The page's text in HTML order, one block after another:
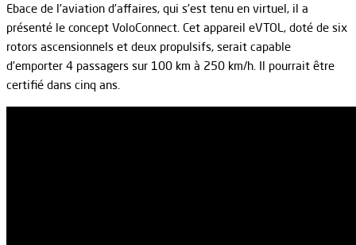
Ebace de l’aviation d’affaires, qui s’est tenu en virtuel, il a
présenté le concept VoloConnect. Cet appareil eVTOL, doté de six
rotors ascensionnels et deux propulsifs, serait capable
d’emporter 4 passagers sur 100 km à 250 km/h. Il pourrait être
certifié dans cinq ans.